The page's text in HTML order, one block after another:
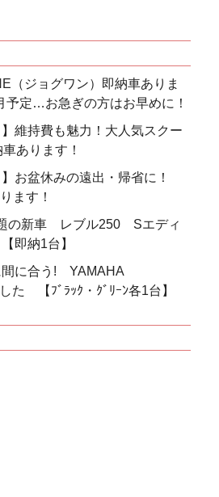
（ジョグワン）即納車ありま
予定…お急ぎの方はお早めに！
】維持費も魅力！大人気スクー
あります！
お盆休みの遠出・帰省に！
ます！
の新車 レブル250 Sエディ
即納1台】
間に合う! YAMAHA
【ﾌﾞﾗｯｸ・ｸﾞﾘｰﾝ各1台】